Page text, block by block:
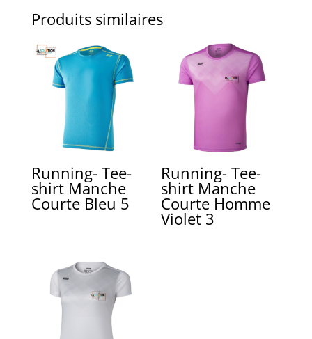
Produits similaires
Running- Tee-
shirt Manche
Courte Bleu 5
Running- Tee-
shirt Manche
Courte Homme
Violet 3